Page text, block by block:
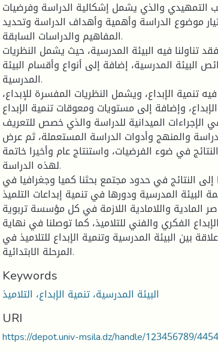
التمهيدي والذي يشمل إشكالية الدراسة وفرضيات
موضوع الدراسة وأهمية وأهداف الدراسة وتحديد
المفاهيم والدراسات السابقة.
تناولنا فيه البيئة المدرسية، حيث يشمل النظريات
البيئة المدرسية، إضافة إلى أنواع وأقسام البيئة
المدرسية.
فيه تنمية الإبداع، ويشمل النظريات المفسرة للإبداع،
وإضافة إلى مستويات ومعوقات تنمية الإبداع.
الإجراءات الميدانية للدراسة والذي خصص للتعريف
والمنهج وأدوات الدراسة المستعملة، ثم عرض
في ضوء الفرضيات، واستنتاج عام وأخيرا خاتمة
لهذه الدراسة.
النتائج في حدود مجتمع بحثنا كميا وجغرافيا في
البيئة المدرسية ودورها في تنمية إبداعات التلميذ
المادية واللامادية اللازمة في كل مؤسسة تربوية
الفكري والفني للتلاميذ، كما توصلنا في نهاية
بين البيئة المدرسية وتنمية الإبداع للتلاميذ في
المرحلة الابتدائية.
Keywords
البيئة المدرسية، تنمية الإبداع، التلاميذ
URI
https://depot.univ-msila.dz/handle/123456789/4454